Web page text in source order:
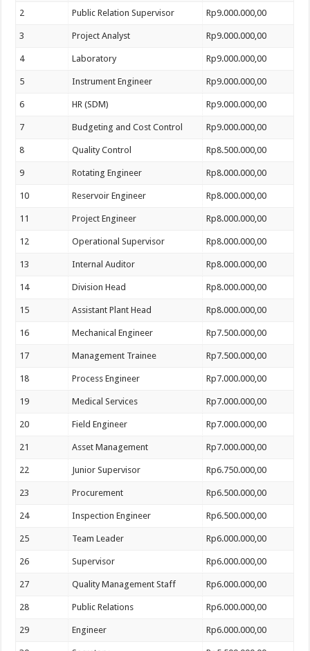
2 Public Relation Supervisor Rp9.000.000,00
3 Project Analyst Rp9.000.000,00
4 Laboratory Rp9.000.000,00
5 Instrument Engineer Rp9.000.000,00
6 HR (SDM) Rp9.000.000,00
7 Budgeting and Cost Control Rp9.000.000,00
8 Quality Control Rp8.500.000,00
9 Rotating Engineer Rp8.000.000,00
10 Reservoir Engineer Rp8.000.000,00
11 Project Engineer Rp8.000.000,00
12 Operational Supervisor Rp8.000.000,00
13 Internal Auditor Rp8.000.000,00
14 Division Head Rp8.000.000,00
15 Assistant Plant Head Rp8.000.000,00
16 Mechanical Engineer Rp7.500.000,00
17 Management Trainee Rp7.500.000,00
18 Process Engineer Rp7.000.000,00
19 Medical Services Rp7.000.000,00
20 Field Engineer Rp7.000.000,00
21 Asset Management Rp7.000.000,00
22 Junior Supervisor Rp6.750.000,00
23 Procurement Rp6.500.000,00
24 Inspection Engineer Rp6.500.000,00
25 Team Leader Rp6.000.000,00
26 Supervisor Rp6.000.000,00
27 Quality Management Staff Rp6.000.000,00
28 Public Relations Rp6.000.000,00
29 Engineer Rp6.000.000,00